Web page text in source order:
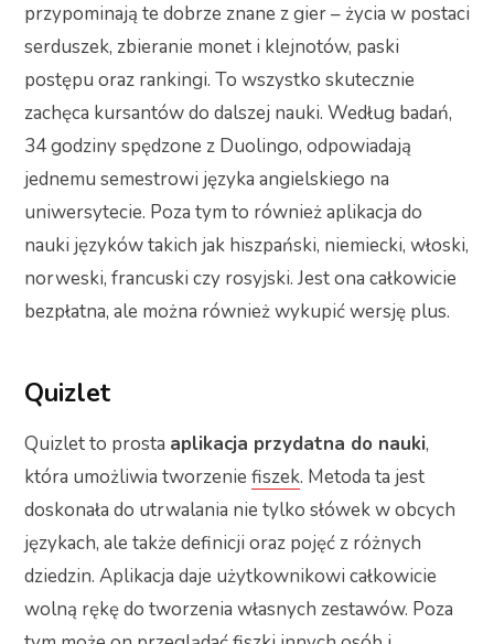
przypominają te dobrze znane z gier – życia w postaci
serduszek, zbieranie monet i klejnotów, paski
postępu oraz rankingi. To wszystko skutecznie
zachęca kursantów do dalszej nauki. Według badań,
34 godziny spędzone z Duolingo, odpowiadają
jednemu semestrowi języka angielskiego na
uniwersytecie. Poza tym to również aplikacja do
nauki języków takich jak hiszpański, niemiecki, włoski,
norweski, francuski czy rosyjski. Jest ona całkowicie
bezpłatna, ale można również wykupić wersję plus.
Quizlet
Quizlet to prosta aplikacja przydatna do nauki,
która umożliwia tworzenie fiszek. Metoda ta jest
doskonała do utrwalania nie tylko słówek w obcych
językach, ale także definicji oraz pojęć z różnych
dziedzin. Aplikacja daje użytkownikowi całkowicie
wolną rękę do tworzenia własnych zestawów. Poza